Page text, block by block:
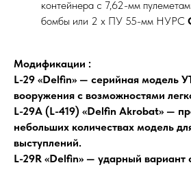
контейнера с 7,62-мм
бомбы или 2 х ПУ 55-мм НУРС
Модификации :
L-29 «Delfin» — серийная модель
вооружения с возможностями
L-29А (L-419) «Delfin Akrobat» —
небольших количествах модель
выступлений.
L-29R «Delfin» — ударный вариант